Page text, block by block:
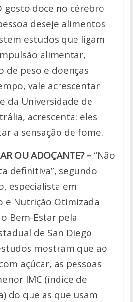
gosto doce no cérebro
deseje alimentos
estudos que ligam
alimentar,
de peso e doenças
vale acrescentar
da Universidade de
acrescenta: eles
a sensação de fome.
OU ADOÇANTE? –“Não
definitiva”, segundo
especialista em
e Nutrição Otimizada
Bem-Estar pela
de San Diego
mostram que ao
açúcar, as pessoas
IMC (índice de
do que as que usam